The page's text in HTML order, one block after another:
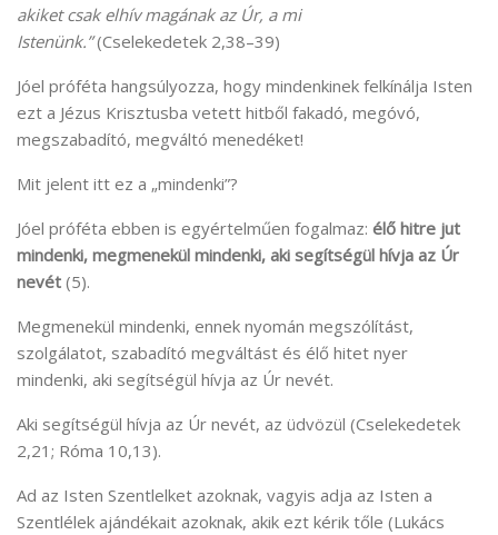
akiket csak elhív magának az Úr, a mi
Istenünk.”(Cselekedetek 2,38–39)
Jóel próféta hangsúlyozza, hogy mindenkinek felkínálja Isten
ezt a Jézus Krisztusba vetett hitből fakadó, megóvó,
megszabadító, megváltó menedéket!
Mit jelent itt ez a „mindenki”?
Jóel próféta ebben is egyértelműen fogalmaz: élő hitre jut
mindenki, megmenekül mindenki, aki segítségül hívja az Úr
nevét (5).
Megmenekül mindenki, ennek nyomán megszólítást,
szolgálatot, szabadító megváltást és élő hitet nyer
mindenki, aki segítségül hívja az Úr nevét.
Aki segítségül hívja az Úr nevét, az üdvözül (Cselekedetek
2,21; Róma 10,13).
Ad az Isten Szentlelket azoknak, vagyis adja az Isten a
Szentlélek ajándékait azoknak, akik ezt kérik tőle (Lukács